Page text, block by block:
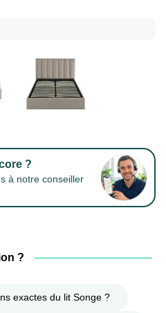
?
à notre conseiller
?
exactes du lit Songe ?